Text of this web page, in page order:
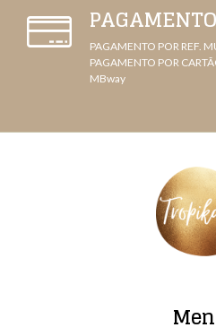
PAGAMENTO POR REF.
PAGAMENTO POR
MBway